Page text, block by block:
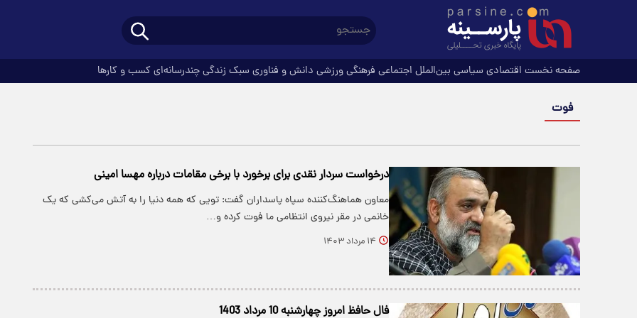
صفحه نخست اقتصادی سیاسی بین‌الملل اجتماعی فرهنگیورزشی دانش و فناوری سبک زندگیچندرسانه‌ای کسب و کارها
فوت
درخواست سردار نقدی برای برخورد با برخی مقامات درباره مهسا امینی
معاون هماهنگ‌کننده سپاه پاسداران گفت: تویی که همه دنیا را به آتش می‌کشی که یک
خانمی در مقر نیروی انتظامی ما فوت کرده و…
۱۴ مرداد ۱۴۰۳
فال حافظ امروز چهارشنبه 10 مرداد 1403